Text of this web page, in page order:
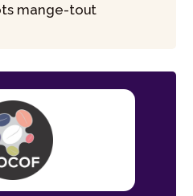
mange-tout